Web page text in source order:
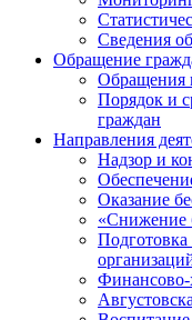
Сведения
Обращение
Обращения
Порядок и
граждан
Направления
Надзор и
Оказание
«Снижение
Финансово-